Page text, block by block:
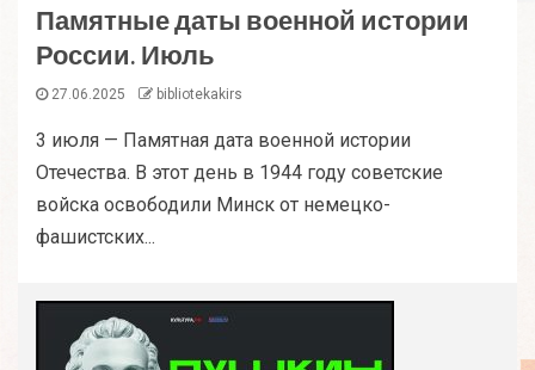
Памятные даты военной истории
России. Июль
27.06.2025 bibliotekakirs
3 июля — Памятная дата военной истории
Отечества. В этот день в 1944 году советские
войска освободили Минск от немецко-
фашистских...